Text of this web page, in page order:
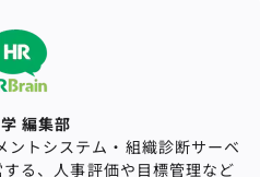
編集部
ントシステム・組織診断サーベ
る、人事評価や目標管理など